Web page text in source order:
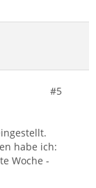
#5
habe ich:
Woche -